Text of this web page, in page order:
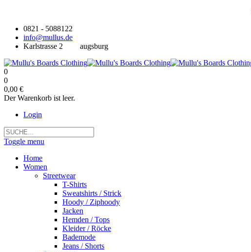
0821 - 5088122
info@mullus.de
Karlstrasse 2
augsburg
0
0
0,00 €
Der Warenkorb ist leer.
Login
Toggle menu
Home
Women
Streetwear
T-Shirts
Sweatshirts / Strick
Hoody / Ziphoody
Jacken
Hemden / Tops
Kleider / Röcke
Bademode
Jeans / Shorts